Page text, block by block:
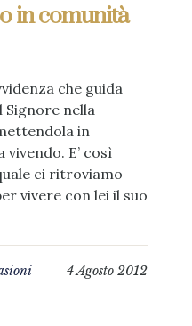
in comunità
che guida
Signore nella
in
E’ così
ci ritroviamo
vivere con lei il suo
4 Agosto 2012